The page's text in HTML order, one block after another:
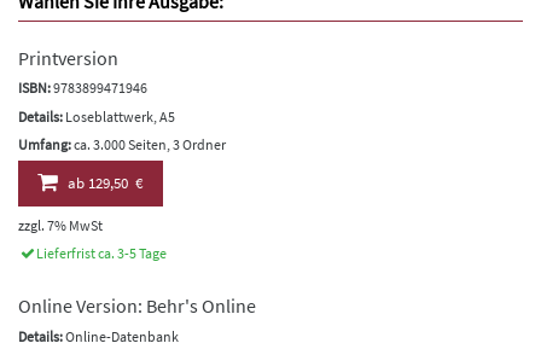
Printversion
ISBN:9783899471946
Details: Loseblattwerk, A5
Umfang:ca. 3.000 Seiten, 3 Ordner
ab129,50 €
zzgl. 7% MwSt
Lieferfrist ca. 3-5 Tage
Online Version: Behr's Online
Details:Online-Datenbank